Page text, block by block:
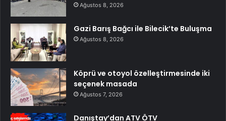
Ağustos 8, 2026
Gazi Barış Bağcı ile Bilecik’te Buluşma
Ağustos 8, 2026
Köprü ve otoyol özelleştirmesinde iki
seçenek masada
Ağustos 7, 2026
Danıştay’dan ATV ÖTV